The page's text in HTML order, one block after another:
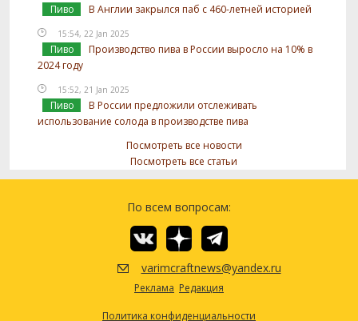
Пиво В Англии закрылся паб с 460-летней историей
15:54, 22 Jan 2025
Пиво
Производство пива в России выросло на 10% в
2024 году
15:52, 21 Jan 2025
Пиво
В России предложили отслеживать
использование солода в производстве пива
Посмотреть все новости
Посмотреть все статьи
По всем вопросам:
varimcraftnews@yandex.ru
Реклама Редакция
Политика конфиденциальности